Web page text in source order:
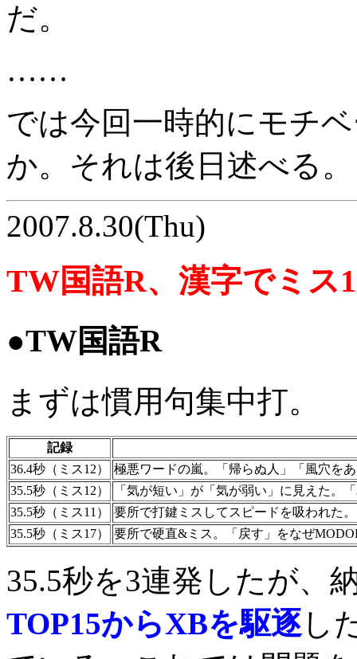
だ。
……
では今回一時的にモチ
か。それは後日述べる。
2007.8.30(Thu)
TW国語R、漢字でミス
●TW国語R
まずは慣用句集中打。
記録
36.4秒（ミス12）
極悪ワードの嵐。「帰らぬ人」「風穴を
35.5秒（ミス12）
「気が短い」が「気が弱い」に見えた。
35.5秒（ミス11）
要所で打鍵ミスしてスピードを吸われた
35.5秒（ミス17）
要所で硬直&ミス。「戻す」をなぜ
35.5秒を3連発したが、
TOP15からXBを駆逐 し